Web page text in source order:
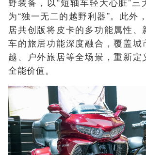
为“独一无二的越野利器”。此外
居共创版将皮卡的多功能属性、
车的旅居功能深度融合，覆盖城
越、户外旅居等全场景，重新定
全能价值。